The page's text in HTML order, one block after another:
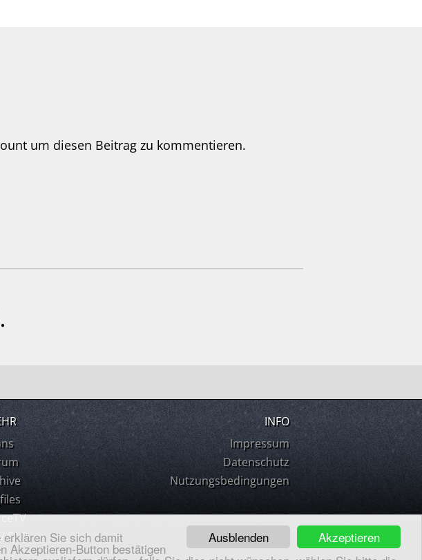
Akzeptieren
Ausblenden
Sie sich damit
Akzeptieren-Button bestätigen
um diesen Beitrag zu kommentieren.
FAQ
INFO
Impressum
Datenschutz
Nutzungsbedingungen